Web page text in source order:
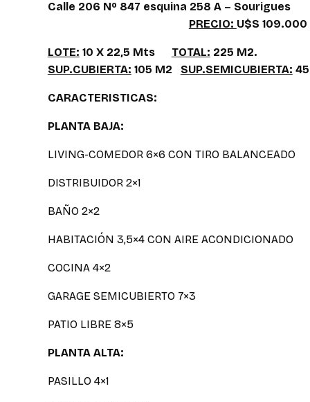
Calle 206 Nº 847 esquina 258 A –
PRECIO: U$S
LOTE: 10 X 22,5 Mts TOTAL: 225 M2.
SUP.CUBIERTA: 105 M2 SUP.SEMICUBIERTA:
CARACTERISTICAS:
PLANTA BAJA:
LIVING-COMEDOR 6×6 CON TIRO BALANCEADO
DISTRIBUIDOR 2×1
BAÑO 2×2
HABITACIÓN 3,5×4 CON AIRE ACONDICIONADO
COCINA 4×2
GARAGE SEMICUBIERTO 7×3
PATIO LIBRE 8×5
PLANTA ALTA:
PASILLO 4×1